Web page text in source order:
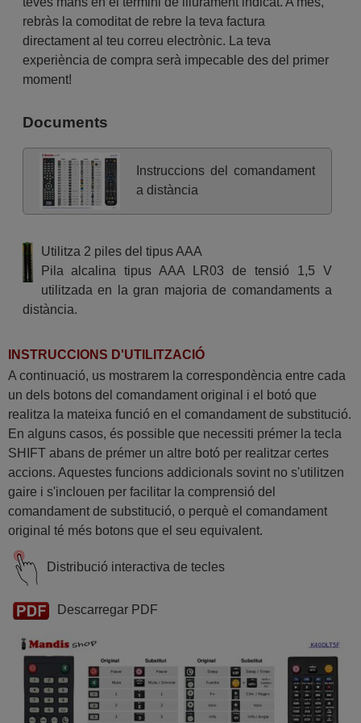
rebràs la comoditat de rebre la teva factura
directament al teu correu electrònic. La teva
experiència de compra serà impecable des del primer
moment!
Documents
Instruccions del comandament
a distància
Utilitza 2 piles del tipus AAA
Pila alcalina tipus AAA LR03 de tensió 1,5 V
utilitzada en la gran majoria de comandaments a
distància.
INSTRUCCIONS D'UTILITZACIÓ
A continuació, us mostrarem la correspondència entre cada
un dels botons del comandament original i el botó que
realitza la mateixa funció en el comandament de substitució.
En alguns casos, és possible que necessiti prémer la tecla
SHIFT abans de prémer un altre botó per realitzar certes
accions. Aquestes funcions addicionals sovint no s'utilitzen
gaire i s'inclouen per facilitar la comprensió del
comandament de substitució, o perquè el comandament
original té més botons que el seu equivalent.
Distribució interactiva de tecles
Descarregar PDF